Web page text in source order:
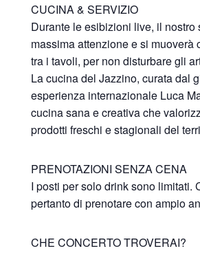
CUCINA & SERVIZIO
Durante le esibizioni live, il nostro
massima attenzione e si muoverà
tra i tavoli, per non disturbare gli
La cucina del Jazzino, curata dal
esperienza internazionale Luca
cucina sana e creativa che
prodotti freschi e stagionali del
PRENOTAZIONI SENZA CENA
I posti per solo drink sono limitati.
pertanto di prenotare con ampio
CHE CONCERTO TROVERAI?